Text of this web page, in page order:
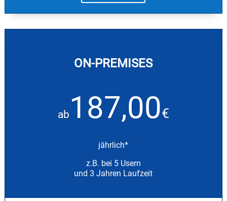
ON-PREMISES
ab 187,00€
jährlich*
z.B. bei 5 Usern
und 3 Jahren Laufzeit